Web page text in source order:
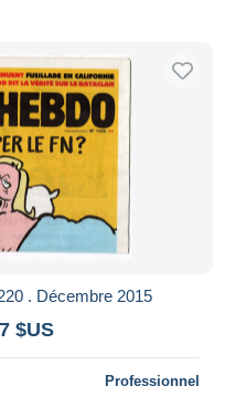
. Décembre 2015
$US
Professionnel